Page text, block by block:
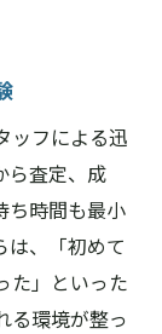
ッフによる迅
ら査定、成
ち時間も最小
は、「初めて
た」といった
る環境が整っ